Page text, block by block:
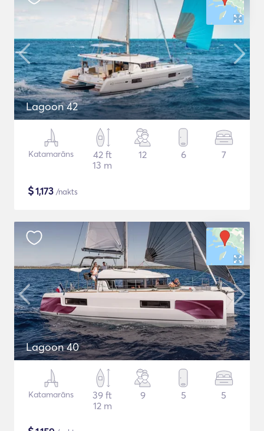
Lagoon 42
Katamarāns
42 ft
13 m
12 6 7
$1,173 /nakts
Lagoon 40
Katamarāns
39 ft
12 m
9 5 5